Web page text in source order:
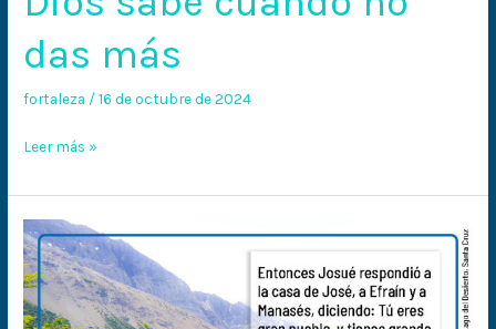
das más
fortaleza /16 de octubre de 2024
Leer más »
«Aquel
monte
será
tuyo»